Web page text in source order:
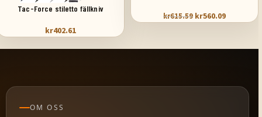
Tac-Force stiletto fällkniv
kr402.61
kr615.59 kr560.09
OM OSS